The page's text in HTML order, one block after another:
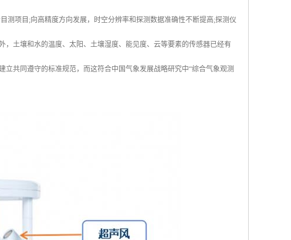
测项目;向高精度方向发展，时空分辨率和探测数据准确性不断提高;探测仪
土壤和水的温度、太阳、土壤湿度、能见度、云等要素的传感器已经有
共同遵守的标准规范，而这符合中国气象发展战略研究中“综合气象观测